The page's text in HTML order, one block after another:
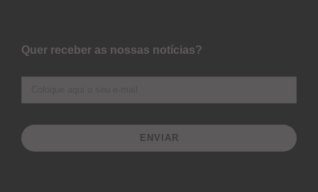
Quer receber as nossas notícias?
ENVIAR